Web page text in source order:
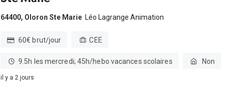
64400, Oloron Ste Marie Léo Lagrange Animation
60€ brut/jour CEE
9.5h les mercredi; 45h/hebo vacances scolaires Non
il y a 2 jours